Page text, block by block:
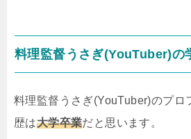
料理監督うさぎ(YouTuber)の
料理監督うさぎ(YouTuber)のプロ
歴は大学卒業だと思います。